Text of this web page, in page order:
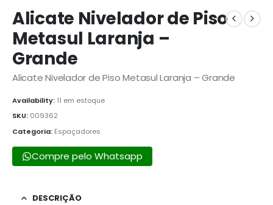
Alicate Nivelador de Piso
Metasul Laranja –
Grande
Alicate Nivelador de Piso Metasul Laranja – Grande
Availability: 11 em estoque
SKU: 009362
Categoria: Espaçadores
Compre pelo Whatsapp
DESCRIÇÃO